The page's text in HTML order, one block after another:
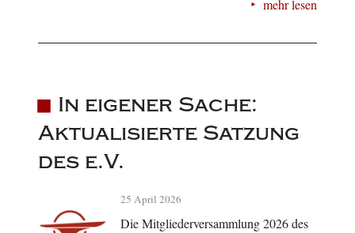
mehr lesen
In eigener Sache:
Aktualisierte Satzung
des e.V.
25 April 2026
Die Mitgliederversammlung 2026 des